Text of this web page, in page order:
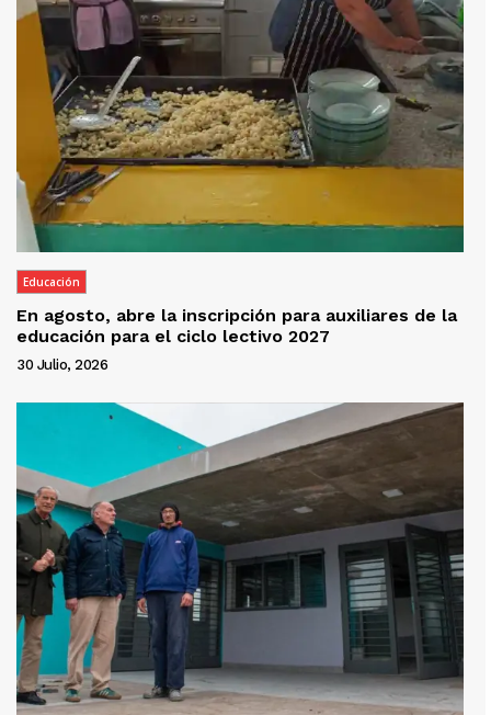
Educación
En agosto, abre la inscripción para auxiliares de la
educación para el ciclo lectivo 2027
30 Julio, 2026